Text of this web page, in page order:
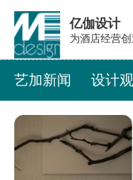
亿伽设计
为酒店经营
艺加新闻 设计